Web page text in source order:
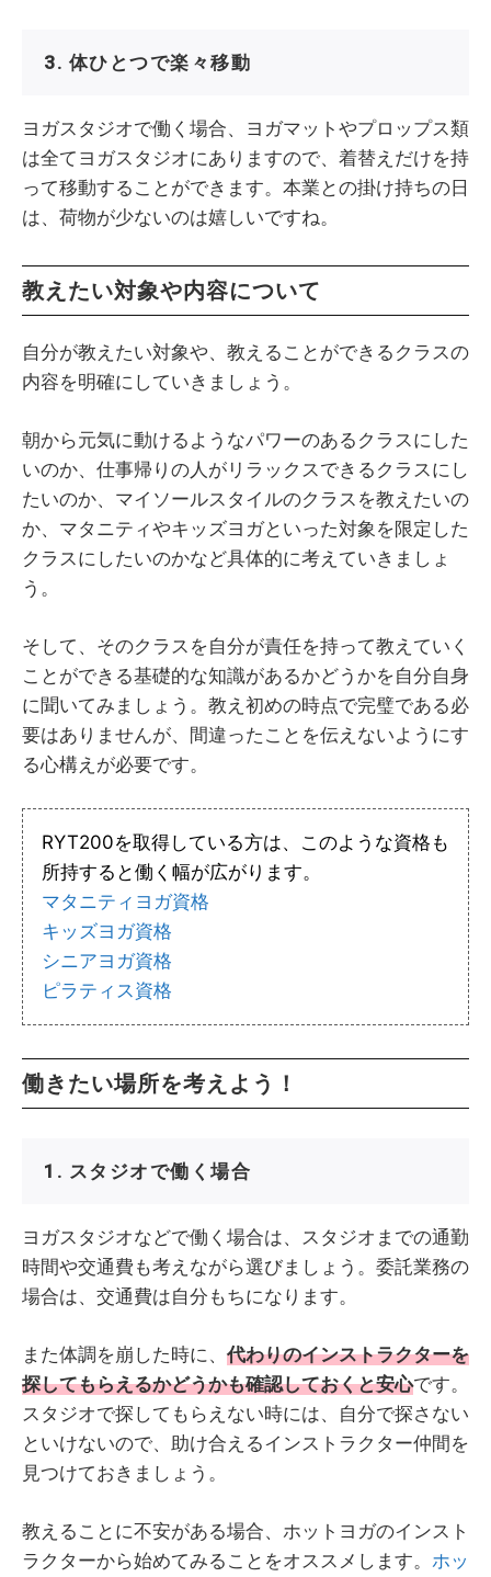
3. 体ひとつで楽々移動
ヨガスタジオで働く場合、ヨガマットやプロップス類
は全てヨガスタジオにありますので、着替えだけを持
って移動することができます。本業との掛け持ちの日
は、荷物が少ないのは嬉しいですね。
教えたい対象や内容について
自分が教えたい対象や、教えることができるクラスの
内容を明確にしていきましょう。
朝から元気に動けるようなパワーのあるクラスにした
いのか、仕事帰りの人がリラックスできるクラスにし
たいのか、マイソールスタイルのクラスを教えたいの
か、マタニティやキッズヨガといった対象を限定した
クラスにしたいのかなど具体的に考えていきましょ
う。
そして、そのクラスを自分が責任を持って教えていく
ことができる基礎的な知識があるかどうかを自分自身
に聞いてみましょう。教え初めの時点で完璧である必
要はありませんが、間違ったことを伝えないようにす
る心構えが必要です。
RYT200を取得している方は、このような資格も
所持すると働く幅が広がります。
マタニティヨガ資格
キッズヨガ資格
シニアヨガ資格
ピラティス資格
働きたい場所を考えよう！
1. スタジオで働く場合
ヨガスタジオなどで働く場合は、スタジオまでの通勤
時間や交通費も考えながら選びましょう。委託業務の
場合は、交通費は自分もちになります。
また体調を崩した時に、 代わりのインストラクターを
探してもらえるかどうかも確認しておくと安心です。
スタジオで探してもらえない時には、自分で探さない
といけないので、助け合えるインストラクター仲間を
見つけておきましょう。
教えることに不安がある場合、ホットヨガのインスト
ラクターから始めてみることをオススメします。 ホッ